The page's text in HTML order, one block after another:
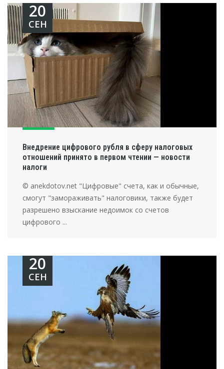
Внедрение цифрового рубля в сферу налоговых
отношений принято в первом чтении — новости
налоги
20
СЕН
© anekdotov.net "Цифровые" счета, как и обычные,
смогут "замораживать" налоговики, также будет
разрешено взыскание недоимок со счетов
цифрового ...
20
СЕН